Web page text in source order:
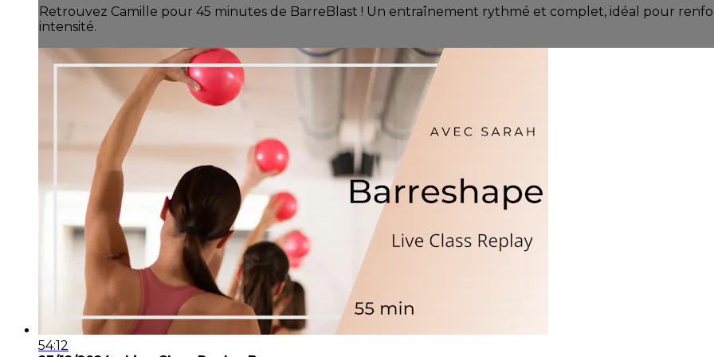
Retrouvez Camille pour 45 minutes de BarreBlast ! Un entraînement rythmé et complet, idéal pour
intensité.
54:12